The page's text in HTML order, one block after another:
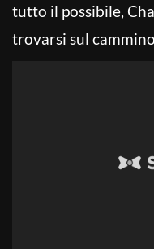
tutto il possibile,
trovarsi sul